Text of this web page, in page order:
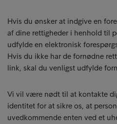
Hvis du ønsker at indgive en
af dine rettigheder i henhold til
udfylde en elektronisk
Hvis du ikke har de fornødne
link, skal du venligst udfylde
Vi vil være nødt til at kontakte
identitet for at sikre os, at
uvedkommende enten ved et